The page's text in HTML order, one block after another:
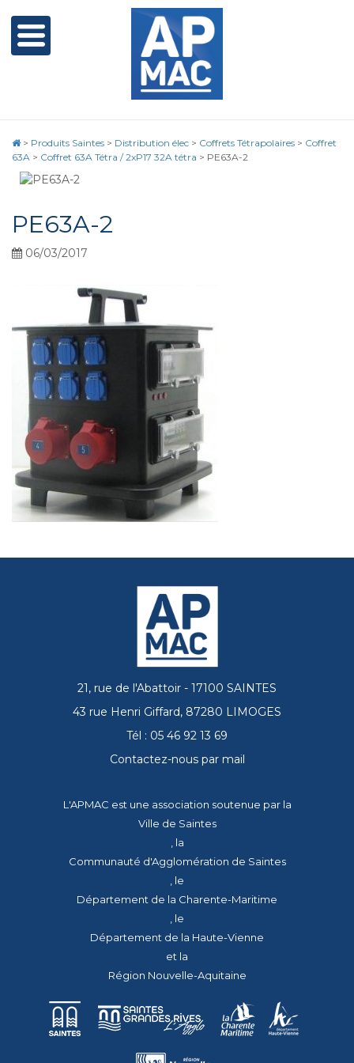
> Produits Saintes > Distribution élec > Coffrets Tétrapolaires > Coffret
63A > Coffret 63A Tétra / 2xP17 32A tétra > PE63A-2
PE63A-2
06/03/2017
21, rue de l'Abattoir - 17100 SAINTES
43 rue Henri Giffard, 87280 LIMOGES
Tél : 05 46 92 13 69
Contactez-nous par mail
L'APMAC est une association soutenue par la
Ville de Saintes
, la
Communauté d'Agglomération de Saintes
, le
Département de la Charente-Maritime
, le
Département de la Haute-Vienne
et la
Région Nouvelle-Aquitaine